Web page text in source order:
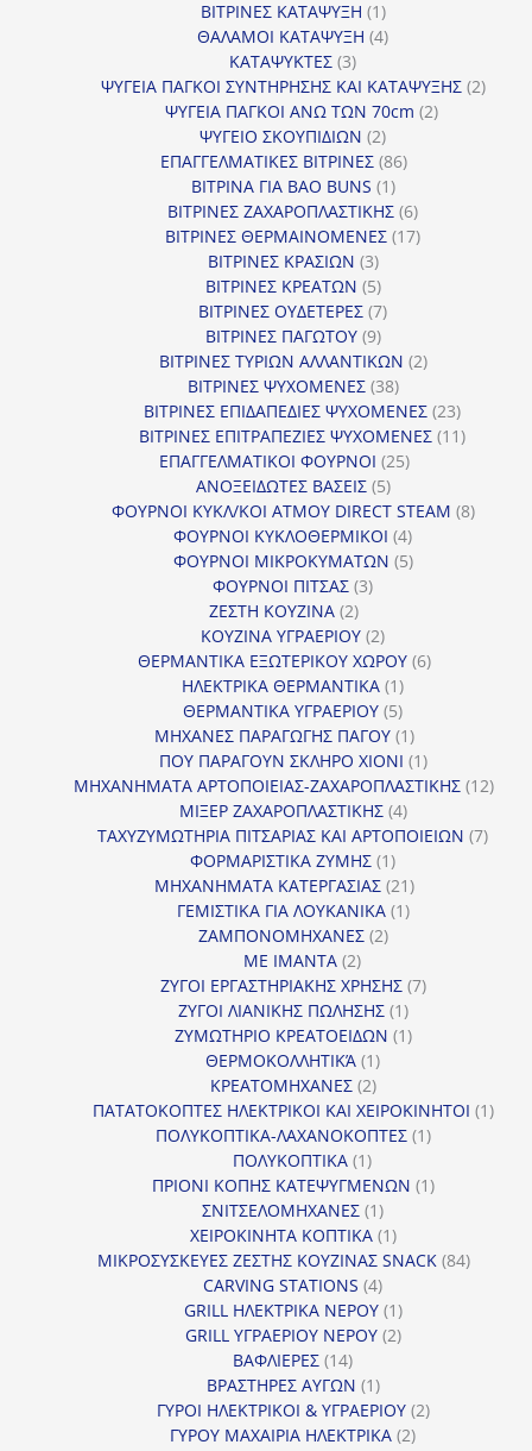
ΒΙΤΡΙΝΕΣ ΚΑΤΑΨΥΞΗ 11
προϊόν
ΘΑΛΑΜΟΙ ΚΑΤΑΨΥΞΗ 44
ΚΑΤΑΨΥΚΤΕΣ 33
προϊόντα
ΨΥΓΕΙΑ ΠΑΓΚΟΙ ΣΥΝΤΗΡΗΣΗΣ ΚΑΙ ΚΑΤΑΨΥΞΗΣ 22
ΨΥΓΕΙΑ ΠΑΓΚΟΙ ΑΝΩ ΤΩΝ 70cm 22
ΨΥΓΕΙΟ ΣΚΟΥΠΙΔΙΩΝ 22
προϊόντα
ΕΠΑΓΓΕΛΜΑΤΙΚΕΣ ΒΙΤΡΙΝΕΣ 8686
ΒΙΤΡΙΝΑ ΓΙΑ BAO BUNS 11
προϊόν
ΒΙΤΡΙΝΕΣ ΖΑΧΑΡΟΠΛΑΣΤΙΚΗΣ 66
προϊόντα
ΒΙΤΡΙΝΕΣ ΘΕΡΜΑΙΝΟΜΕΝΕΣ 1717
ΒΙΤΡΙΝΕΣ ΚΡΑΣΙΩΝ 33
προϊόντα
ΒΙΤΡΙΝΕΣ ΚΡΕΑΤΩΝ 55
προϊόντα
ΒΙΤΡΙΝΕΣ ΟΥΔΕΤΕΡΕΣ 77
ΒΙΤΡΙΝΕΣ ΠΑΓΩΤΟΥ 99
προϊόντα
ΒΙΤΡΙΝΕΣ ΤΥΡΙΩΝ ΑΛΛΑΝΤΙΚΩΝ 22
ΒΙΤΡΙΝΕΣ ΨΥΧΟΜΕΝΕΣ 3838
προϊόντα
ΒΙΤΡΙΝΕΣ ΕΠΙΔΑΠΕΔΙΕΣ ΨΥΧΟΜΕΝΕΣ 2323
προϊόντα
ΒΙΤΡΙΝΕΣ ΕΠΙΤΡΑΠΕΖΙΕΣ ΨΥΧΟΜΕΝΕΣ 1111
ΕΠΑΓΓΕΛΜΑΤΙΚΟΙ ΦΟΥΡΝΟΙ 2525
ΑΝΟΞΕΙΔΩΤΕΣ ΒΑΣΕΙΣ 55
προϊόντα
ΦΟΥΡΝΟΙ ΚΥΚΛ/ΚΟΙ ΑΤΜΟΥ DIRECT STEAM 88
ΦΟΥΡΝΟΙ ΚΥΚΛΟΘΕΡΜΙΚΟΙ 44
προϊόντα
ΦΟΥΡΝΟΙ ΜΙΚΡΟΚΥΜΑΤΩΝ 55
ΦΟΥΡΝΟΙ ΠΙΤΣΑΣ 33
ΖΕΣΤΗ ΚΟΥΖΙΝΑ 22
προϊόντα
ΚΟΥΖΙΝΑ ΥΓΡΑΕΡΙΟΥ 22
προϊόντα
ΘΕΡΜΑΝΤΙΚΑ ΕΞΩΤΕΡΙΚΟΥ ΧΩΡΟΥ 66
ΗΛΕΚΤΡΙΚΑ ΘΕΡΜΑΝΤΙΚΑ 11
προϊόν
ΘΕΡΜΑΝΤΙΚΑ ΥΓΡΑΕΡΙΟΥ 55
προϊόντα
ΜΗΧΑΝΕΣ ΠΑΡΑΓΩΓΗΣ ΠΑΓΟΥ 11
προϊόν
ΠΟΥ ΠΑΡΑΓΟΥΝ ΣΚΛΗΡΟ ΧΙΟΝΙ 11
προϊόν
ΜΗΧΑΝΗΜΑΤΑ ΑΡΤΟΠΟΙΕΙΑΣ-ΖΑΧΑΡΟΠΛΑΣΤΙΚΗΣ 1212
ΜΙΞΕΡ ΖΑΧΑΡΟΠΛΑΣΤΙΚΗΣ 44
προϊόντα
ΤΑΧΥΖΥΜΩΤΗΡΙΑ ΠΙΤΣΑΡΙΑΣ ΚΑΙ ΑΡΤΟΠΟΙΕΙΩΝ 77
ΦΟΡΜΑΡΙΣΤΙΚΑ ΖΥΜΗΣ 11
προϊόν
ΜΗΧΑΝΗΜΑΤΑ ΚΑΤΕΡΓΑΣΙΑΣ 2121
προϊόντα
ΓΕΜΙΣΤΙΚΑ ΓΙΑ ΛΟΥΚΑΝΙΚΑ 11
ΖΑΜΠΟΝΟΜΗΧΑΝΕΣ 22
ΜΕ ΙΜΑΝΤΑ 22
προϊόντα
ΖΥΓΟΙ ΕΡΓΑΣΤΗΡΙΑΚΗΣ ΧΡΗΣΗΣ 77
ΖΥΓΟΙ ΛΙΑΝΙΚΗΣ ΠΩΛΗΣΗΣ 11
προϊόν
ΖΥΜΩΤΗΡΙΟ ΚΡΕΑΤΟΕΙΔΩΝ 11
ΘΕΡΜΟΚΟΛΛΗΤΙΚΆ 11
προϊόν
ΚΡΕΑΤΟΜΗΧΑΝΕΣ 22
προϊόντα
ΠΑΤΑΤΟΚΟΠΤΕΣ ΗΛΕΚΤΡΙΚΟΙ ΚΑΙ ΧΕΙΡΟΚΙΝΗΤΟΙ 11
ΠΟΛΥΚΟΠΤΙΚΑ-ΛΑΧΑΝΟΚΟΠΤΕΣ 11
ΠΟΛΥΚΟΠΤΙΚΑ 11
προϊόν
ΠΡΙΟΝΙ ΚΟΠΗΣ ΚΑΤΕΨΥΓΜΕΝΩΝ 11
ΣΝΙΤΣΕΛΟΜΗΧΑΝΕΣ 11
προϊόν
ΧΕΙΡΟΚΙΝΗΤΑ ΚΟΠΤΙΚΑ 11
προϊόν
ΜΙΚΡΟΣΥΣΚΕΥΕΣ ΖΕΣΤΗΣ ΚΟΥΖΙΝΑΣ SNACK 8484
CARVING STATIONS 44
προϊόντα
GRILL ΗΛΕΚΤΡΙΚΑ ΝΕΡΟΥ 11
προϊόν
GRILL ΥΓΡΑΕΡΙΟΥ ΝΕΡΟΥ 22
ΒΑΦΛΙΕΡΕΣ 1414
προϊόντα
ΒΡΑΣΤΗΡΕΣ ΑΥΓΩΝ 11
προϊόν
ΓΥΡΟΙ ΗΛΕΚΤΡΙΚΟΙ & ΥΓΡΑΕΡΙΟΥ 22
ΓΥΡΟΥ ΜΑΧΑΙΡΙΑ ΗΛΕΚΤΡΙΚΑ 22